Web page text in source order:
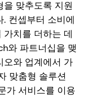
맞추도록 지원
컨셉부터 소비에
치를 더하는 데
와 파트너십을 맺
오와 업계에서 가
맞춤형 솔루션
가 서비스를 이용